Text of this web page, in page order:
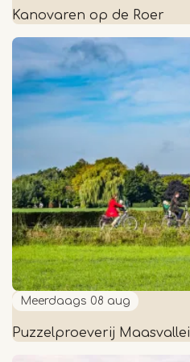
Kanovaren op de Roer
Kanovaren
de
Roer
Meerdaags 08 aug
Puzzelproeverij Maasvallei